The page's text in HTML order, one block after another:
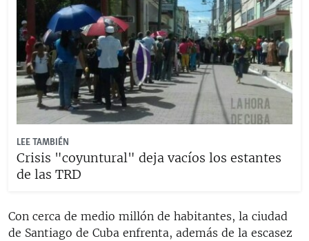
LEE TAMBIÉN
Crisis "coyuntural" deja vacíos los estantes
de las TRD
Con cerca de medio millón de habitantes, la ciudad
de Santiago de Cuba enfrenta, además de la escasez